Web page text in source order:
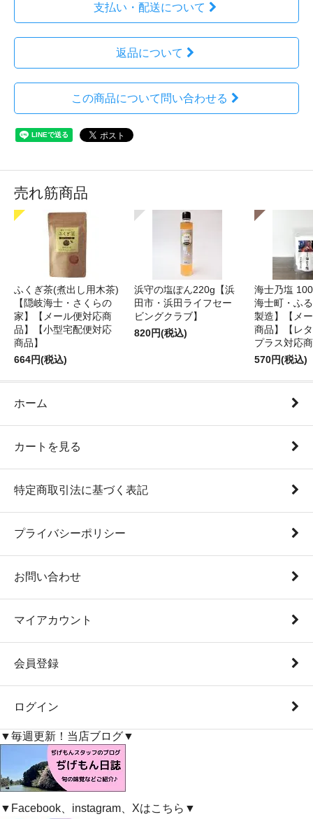
支払い・配送について
返品について
この商品について問い合わせる
売れ筋商品
ふくぎ茶(煮出し用木茶)
【隠岐海士・さくらの
家】【メール便対応商
品】【小型宅配便対応
商品】
664円(税込)
浜守の塩ぽん220g【浜
田市・浜田ライフセー
ビングクラブ】
820円(税込)
海士乃塩
海士町・ふ
製造】【メ
商品】【レ
プラス対応
570円(税込)
ホーム
カートを見る
特定商取引法に基づく表記
プライバシーポリシー
お問い合わせ
マイアカウント
会員登録
ログイン
▼毎週更新！当店ブログ▼
▼Facebook、instagram、Xはこちら▼